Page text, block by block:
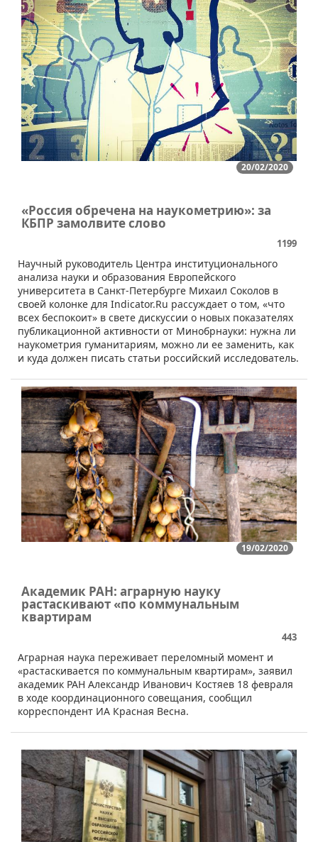
20/02/2020
«Россия обречена на наукометрию»: за
КБПР замолвите слово
1199
​Научный руководитель Центра институционального
анализа науки и образования Европейского
университета в Санкт-Петербурге Михаил Соколов в
своей колонке для Indicator.Ru рассуждает о том, «что
всех беспокоит» в свете дискуссии о новых показателях
публикационной активности от Минобрнауки: нужна ли
наукометрия гуманитариям, можно ли ее заменить, как
и куда должен писать статьи российский исследователь.
19/02/2020
Академик РАН: аграрную науку
растаскивают «по коммунальным
квартирам
443
​Аграрная наука переживает переломный момент и
«растаскивается по коммунальным квартирам», заявил
академик РАН Александр Иванович Костяев 18 февраля
в ходе координационного совещания, сообщил
корреспондент ИА Красная Весна.